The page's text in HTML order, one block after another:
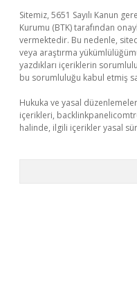
Sitemiz, 5651 Sayılı Kanun
Kurumu (BTK) tarafından
vermektedir. Bu nedenle,
veya araştırma
yazdıkları içeriklerin
bu sorumluluğu kabul etmiş
Hukuka ve yasal
içerikleri,
halinde, ilgili içerikler yasal